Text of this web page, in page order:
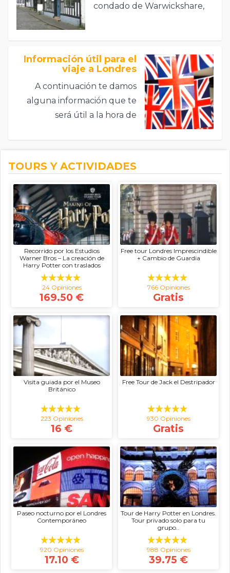
condado de Warwickshare,
Información útil para el
viaje a Londres
A continuación te damos
alguna información que te
será útil a la hora de
TOURS Y ACTIVIDADES
Recorrido por los Estudios
Warner Bros – La creación de
Harry Potter con traslados
24 Opiniones
169.50 €
Free tour Londres Imprescindible
+ Cambio de Guardia
766 Opiniones
Gratis
Visita guiada por el Museo
Británico
223 Opiniones
16 €
Free Tour de Jack el Destripador
930 Opiniones
Gratis
Paseo nocturno por el Londres
Contemporáneo
920 Opiniones
17.10 €
Tour de Harry Potter en Londres.
Tour privado solo para tu
grupo..
988 Opiniones
39.75 €